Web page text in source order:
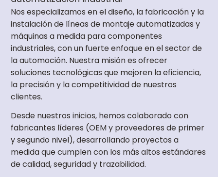
Nos especializamos en el diseño, la fabricación y la
instalación de líneas de montaje automatizadas y
máquinas a medida para componentes
industriales, con un fuerte enfoque en el sector de
la automoción. Nuestra misión es ofrecer
soluciones tecnológicas que mejoren la eficiencia,
la precisión y la competitividad de nuestros
clientes.
Desde nuestros inicios, hemos colaborado con
fabricantes líderes (OEM y proveedores de primer
y segundo nivel), desarrollando proyectos a
medida que cumplen con los más altos estándares
de calidad, seguridad y trazabilidad.